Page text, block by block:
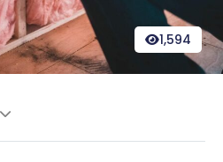
1,594